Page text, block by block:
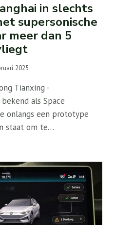
in slechts
supersonische
meer dan 5
2025
Tianxing -
als Space
onlangs een prototype
staat om te…